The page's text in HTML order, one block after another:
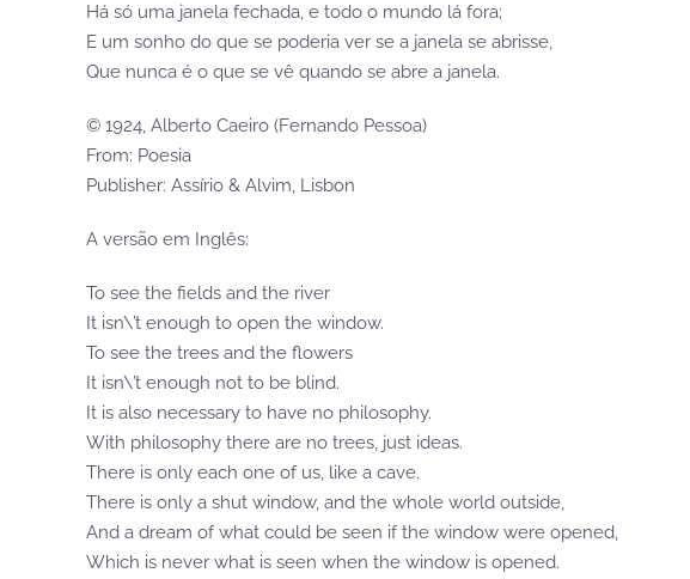
Há só uma janela fechada, e todo o mundo lá fora;
E um sonho do que se poderia ver se a janela se abrisse,
Que nunca é o que se vê quando se abre a janela.
© 1924, Alberto Caeiro (Fernando Pessoa)
From: Poesia
Publisher: Assírio & Alvim, Lisbon
A versão em Inglês:
To see the fields and the river
It isn\’t enough to open the window.
To see the trees and the flowers
It isn\’t enough not to be blind.
It is also necessary to have no philosophy.
With philosophy there are no trees, just ideas.
There is only each one of us, like a cave.
There is only a shut window, and the whole world outside,
And a dream of what could be seen if the window were opened,
Which is never what is seen when the window is opened.